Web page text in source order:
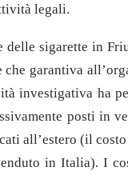
legali.
sigarette in
garantiva
investigativa ha
posti in
(il
in Italia). I